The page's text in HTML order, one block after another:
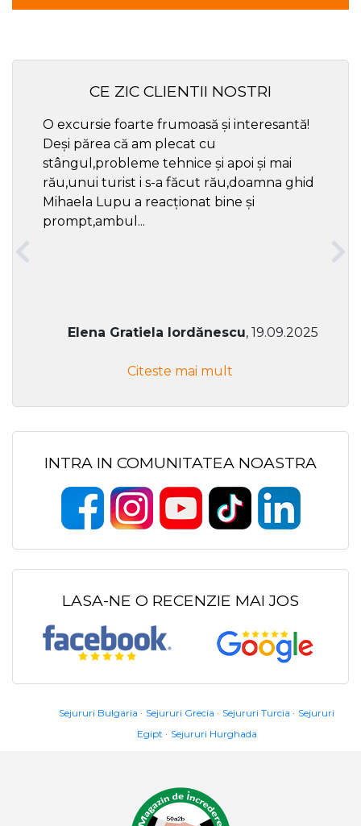
CE ZIC CLIENTII NOSTRI
O excursie foarte frumoasă și interesantă!
Deși părea că am plecat cu
stângul,probleme tehnice și apoi și mai
rău,unui turist i s-a făcut rău,doamna ghid
Mihaela Lupu a reacționat bine și
prompt,ambul...
Elena Gratiela Iordănescu, 19.09.2025
Citeste mai mult
INTRA IN COMUNITATEA NOASTRA
LASA-NE O RECENZIE MAI JOS
Sejururi Bulgaria Sejururi Grecia Sejururi Turcia
Sejururi
Egipt
Sejururi Hurghada